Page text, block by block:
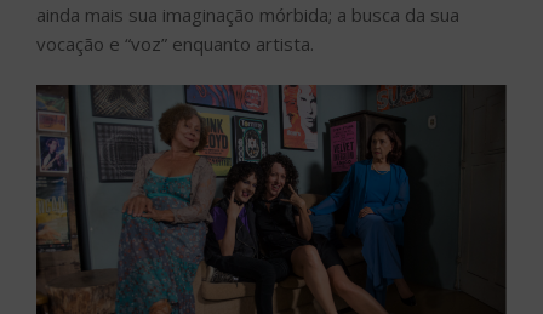
ainda mais sua imaginação mórbida; a busca da sua
vocação e “voz” enquanto artista.